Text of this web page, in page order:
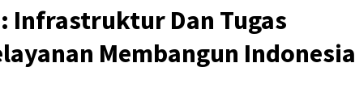
Infrastruktur Dan Tugas
Membangun Indonesia